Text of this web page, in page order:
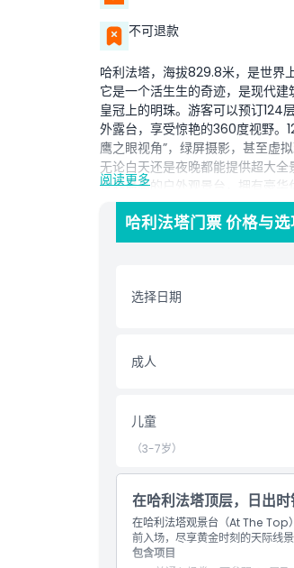
不可退款
哈利法塔，海拔829.8米，是世界
它是一个活生生的奇迹，是现代
皇冠上的明珠。游客可以预订124
外露台，享受惊艳的360度视野。
鹰之眼视角”，绿屏摄影，甚至虚
无论白天还是夜晚都能提供超大
世界最高的户外观景台，拥有豪华
亮点
包含项
取消政策
阅读更多
哈利法塔门票 价格与
选择日期
成人
儿童
（3-7岁）
在哈利法塔顶层，日出
在哈利法塔观景台（At The
前入场，尽享黄金时刻的天际线
包含项目